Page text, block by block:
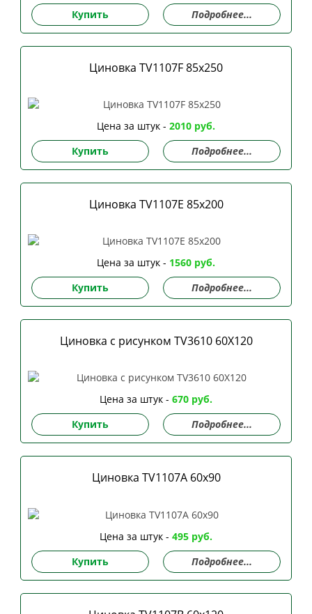
Купить
Подробнее...
Циновка TV1107F 85х250
Цена за штук - 2010 руб.
Купить
Подробнее...
Циновка TV1107E 85х200
Цена за штук - 1560 руб.
Купить
Подробнее...
Циновка с рисунком TV3610 60Х120
Цена за штук - 670 руб.
Купить
Подробнее...
Циновка TV1107A 60х90
Цена за штук - 495 руб.
Купить
Подробнее...